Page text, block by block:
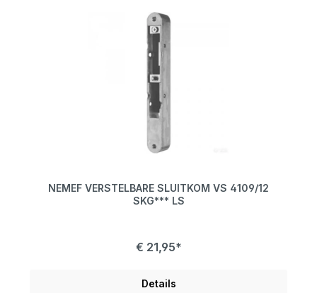
NEMEF VERSTELBARE SLUITKOM VS 4109/12
SKG*** LS
€ 21,95*
Details